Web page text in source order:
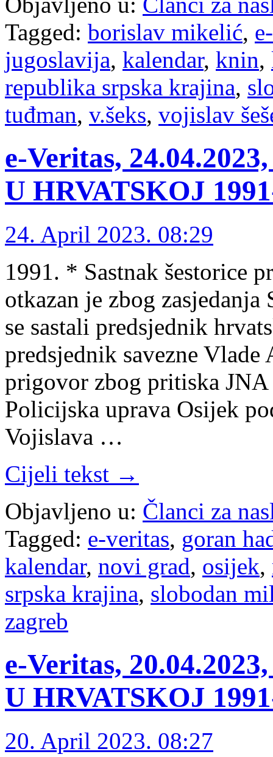
Tagged: borislav mikelić,
jugoslavija, kalendar, knin,
republika srpska krajina,
tuđman, v.šeks, vojislav
e-Veritas,
U HRVATSKOJ
24. April 2023. 08:29
1991. * Sastnak šestorice
otkazan je zbog
se sastali predsjednik
predsjednik savezne
prigovor zbog pritiska
Policijska uprava Osijek
Vojislava …
Cijeli tekst →
Objavljeno u: Članci za
Tagged: e-veritas, goran
kalendar, novi grad, osijek,
srpska krajina, slobodan
zagreb
e-Veritas,
U HRVATSKOJ
20. April 2023. 08:27